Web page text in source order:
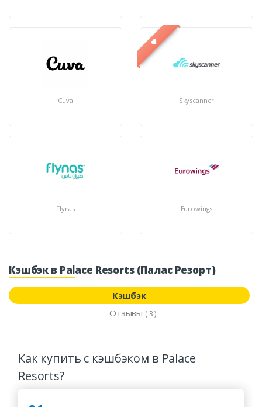
Cuva Skyscanner
Flynas Eurowings
Кэшбэк в Palace Resorts (Палас Резорт)
Кэшбэк
Отзывы ( 3 )
Как купить с кэшбэком в Palace
Resorts?